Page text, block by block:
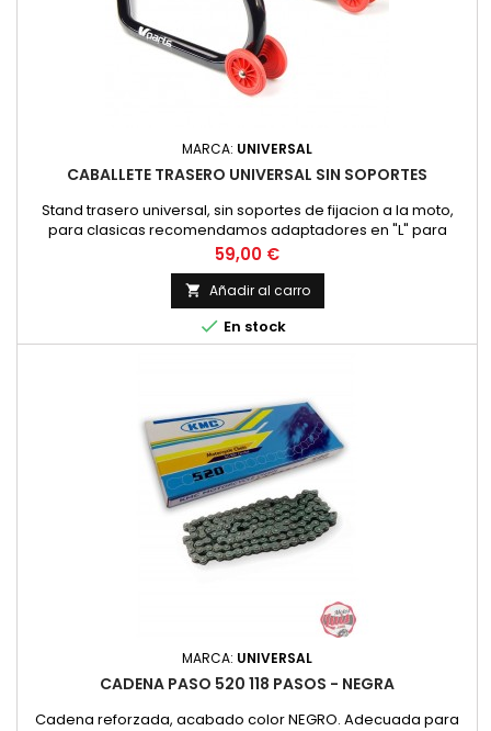
MARCA: UNIVERSAL
CABALLETE TRASERO UNIVERSAL SIN SOPORTES
Stand trasero universal, sin soportes de fijacion a la moto,
para clasicas recomendamos adaptadores en "L" para
levantar la moto por el basculantel Color: negro
Precio
59,00 €
 Añadir al carro
 En stock
MARCA: UNIVERSAL
CADENA PASO 520 118 PASOS - NEGRA
Cadena reforzada, acabado color NEGRO. Adecuada para